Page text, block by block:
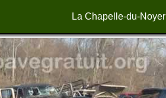
La Chapelle-du-Noyer